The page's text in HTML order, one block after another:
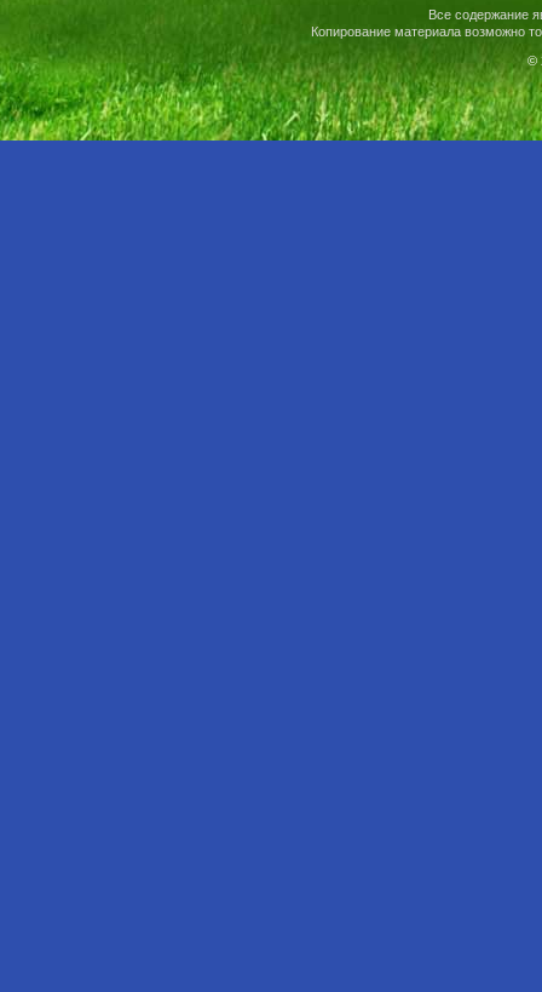
Все содержание
Копирование материала возможно
©